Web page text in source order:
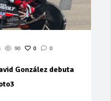
90 0 0
González debuta